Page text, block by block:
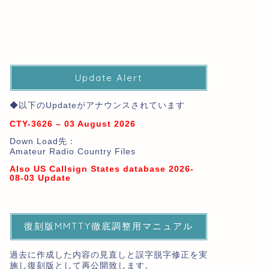
Update Alert
◆以下のUpdateがアナウンスされています
CTY-3626 – 03 August 2026
Down Load先：
Amateur Radio Country Files
Also US Callsign States database 2026-
08-03 Update
復刻版MMTTY徹底調整用マニュアル
過去に作成した内容の見直しと誤字脱字修正を実
施し復刻版として再公開致します。